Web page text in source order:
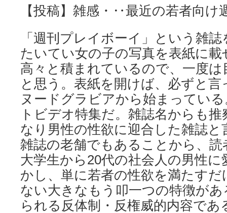
【投稿】雑感・‥最近の若者向け
「週刊プレイボーイ」という雑
たいてい女の子の写真を表紙に
高々と積まれているので、一度
と思う。表紙を開けば、必ずと
ヌードグラビアから始まってい
トビデオ特集だ。雑誌名からも
なり男性の性欲に迎合した雑誌
雑誌の老舗でもあることから、
大学生から20代の社会人の男性
かし、単に若者の性欲を満たす
ない大きなもう叩一つの特徴が
られる反体制・反権威的内容であ